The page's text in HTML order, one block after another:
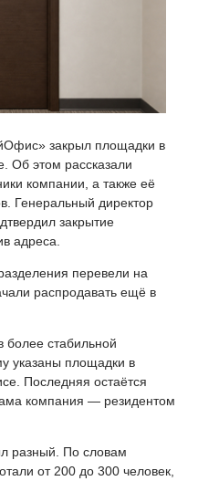
закрыл площадки в
Об этом рассказали
компании, а также её
Генеральный директор
закрытие
адреса.
перевели на
распродавать ещё в
более стабильной
указаны площадки в
Последняя остаётся
компания — резидентом
разный. По словам
от 200 до 300 человек,